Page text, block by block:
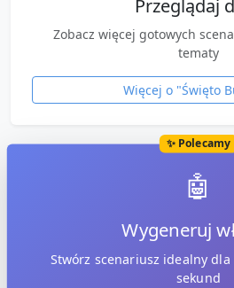
Przeglądaj
Zobacz więcej gotowych
tematy
Więcej o "Święto
✨ Polecamy
🤖
Wygeneruj
Stwórz scenariusz idealny dla
sekund